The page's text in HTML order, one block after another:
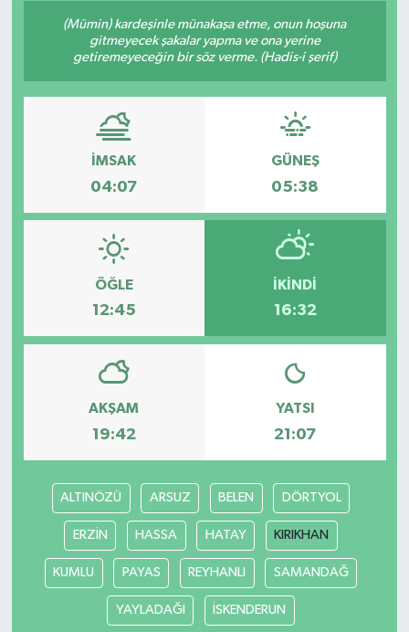
(Mümin) kardeşinle münakaşa etme, onun hoşuna
gitmeyecek şakalar yapma ve ona yerine
getiremeyeceğin bir söz verme. (Hadis-i şerif)
İMSAK
04:07
GÜNEŞ
05:38
ÖĞLE
12:45
İKINDI
16:32
AKŞAM
19:42
YATSI
21:07
ALTINÖZÜ ARSUZ BELEN DÖRTYOL
ERZİN HASSA HATAY KIRIKHAN
KUMLU PAYAS REYHANLI SAMANDAĞ
YAYLADAĞI İSKENDERUN
Son Dakika
Teknoloji